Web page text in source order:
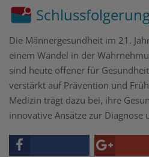
Die Männergesundheit im 21.
einem Wandel in der
sind heute offener für
verstärkt auf Prävention und
Medizin trägt dazu bei, ihre
innovative Ansätze zur Diagnose